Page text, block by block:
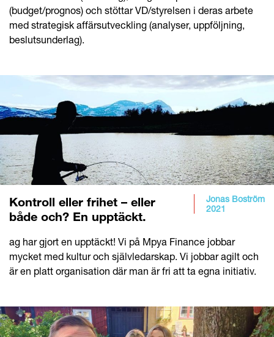
(budget/prognos) och stöttar VD/styrelsen i deras arbete
med strategisk affärsutveckling (analyser, uppföljning,
beslutsunderlag).
Jonas Boström
2021
Kontroll eller frihet – eller
både och? En upptäckt.
ag har gjort en upptäckt! Vi på Mpya Finance jobbar
mycket med kultur och självledarskap. Vi jobbar agilt och
är en platt organisation där man är fri att ta egna initiativ.